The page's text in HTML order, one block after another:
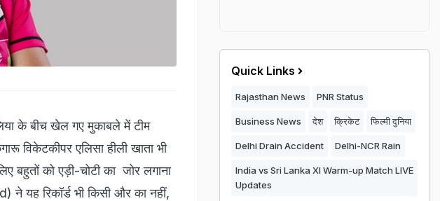
के बीच खेल गए मुकाबले में टीम
विकेटकीपर एलिसा हीली खाता भी
बहुतों को एड़ी-चोटी का जोर लगाना
यह रिकॉर्ड भी किसी और का नहीं,
Quick Links
Rajasthan News PNR Status
Business News देश क्रिकेट फिल्मी दुनिया
Delhi Drain Accident Delhi-NCR Rain
India vs Sri Lanka XI Warm-up Match LIVE
Updates